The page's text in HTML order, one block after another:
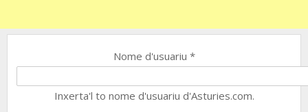
Nome d'usuariu *
Inxerta'l to nome d'usuariu d'Asturies.com.